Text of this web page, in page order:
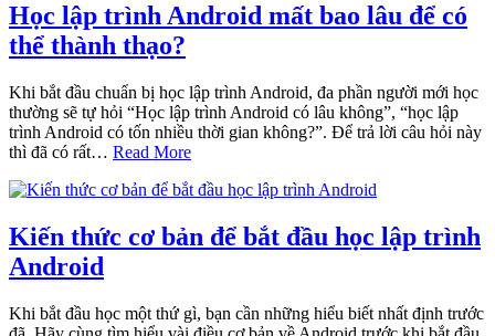
Học lập trình Android mất bao lâu để có
thể thành thạo?
Khi bắt đầu chuẩn bị học lập trình Android, đa phần người mới học
thường sẽ tự hỏi “Học lập trình Android có lâu không”, “học lập
trình Android có tốn nhiều thời gian không?”. Để trả lời câu hỏi này
thì đã có rất… Read More
Kiến thức cơ bản để bắt đầu học lập trình
Android
Khi bắt đầu học một thứ gì, bạn cần những hiểu biết nhất định trước